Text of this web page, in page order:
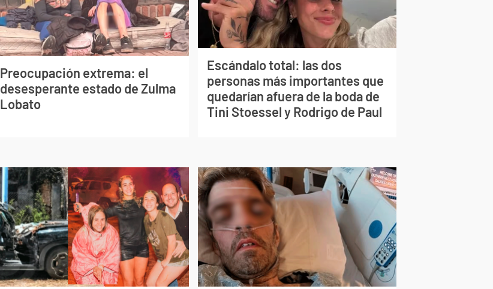
Preocupación extrema: el
desesperante estado de Zulma
Lobato
Escándalo total: las dos
personas más importantes que
quedarían afuera de la boda de
Tini Stoessel y Rodrigo de Paul